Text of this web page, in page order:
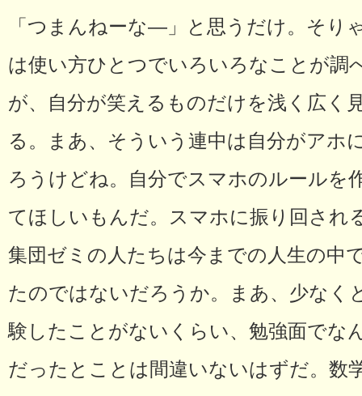
「つまんねーな―」と思うだけ。そり
は使い方ひとつでいろいろなことが調
が、自分が笑えるものだけを浅く広く
る。まあ、そういう連中は自分がアホ
ろうけどね。自分でスマホのルールを
てほしいもんだ。スマホに振り回され
集団ゼミの人たちは今までの人生の中
たのではないだろうか。まあ、少なく
験したことがないくらい、勉強面でな
だったとことは間違いないはずだ。数